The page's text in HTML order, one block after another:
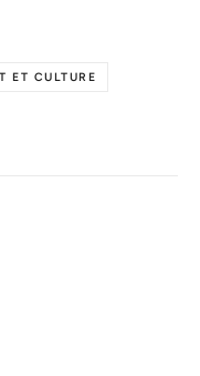
ET CULTURE